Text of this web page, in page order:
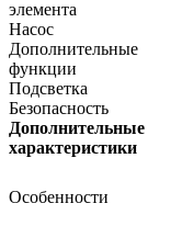
элемента
Насос
Дополнительные
функции
Подсветка
Безопасность
Дополнительные
характеристики
Особенности